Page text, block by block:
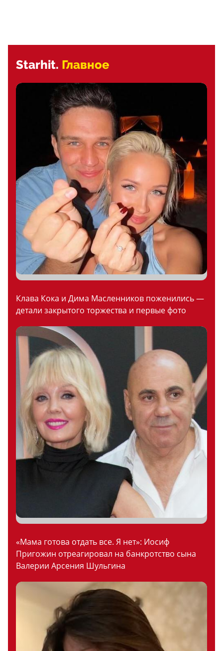
Starhit. Главное
Клава Кока и Дима Масленников поженились —
детали закрытого торжества и первые фото
«Мама готова отдать все. Я нет»: Иосиф
Пригожин отреагировал на банкротство сына
Валерии Арсения Шульгина